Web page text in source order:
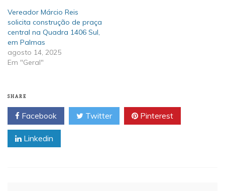
Vereador Márcio Reis
solicita construção de praça
central na Quadra 1406 Sul,
em Palmas
agosto 14, 2025
Em "Geral"
SHARE
Facebook Twitter Pinterest
Linkedin